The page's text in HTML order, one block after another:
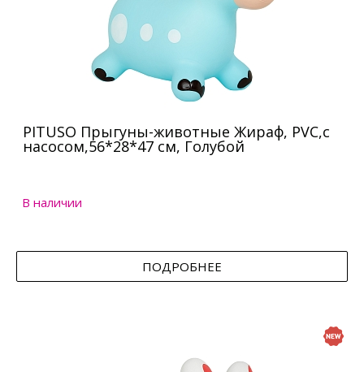
PITUSO Прыгуны-животные Жираф, PVC,с
насосом,56*28*47 см, Голубой
В наличии
ПОДРОБНЕЕ